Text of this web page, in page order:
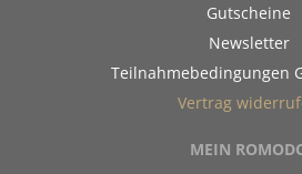
Gutscheine
Newsletter
Teilnahmebedingungen
Vertrag
MEIN